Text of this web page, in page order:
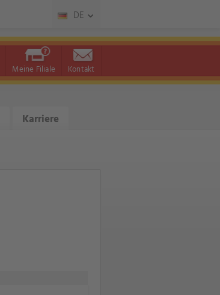
DE
Meine Filiale Kontakt
Karriere